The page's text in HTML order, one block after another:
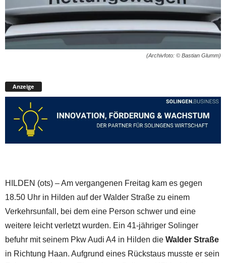
(Archivfoto: © Bastian Glumm)
Anzeige
HILDEN (ots) – Am vergangenen Freitag kam es gegen
18.50 Uhr in Hilden auf der Walder Straße zu einem
Verkehrsunfall, bei dem eine Person schwer und eine
weitere leicht verletzt wurden. Ein 41-jähriger Solinger
befuhr mit seinem Pkw Audi A4 in Hilden die Walder Straße
in Richtung Haan. Aufgrund eines Rückstaus musste er sein